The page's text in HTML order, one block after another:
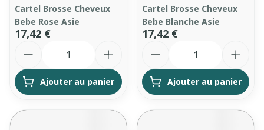
Cartel Brosse Cheveux
Bebe Rose Asie
17,42 €
Ajouter au panier
Cartel Brosse Cheveux
Bebe Blanche Asie
17,42 €
Ajouter au panier